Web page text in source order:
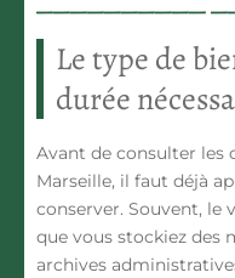
Le type de
durée
Avant de consulter les
Marseille, il faut déjà
conserver. Souvent, le
que vous stockiez des
archives